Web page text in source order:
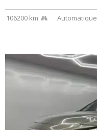
106200 km Automatique